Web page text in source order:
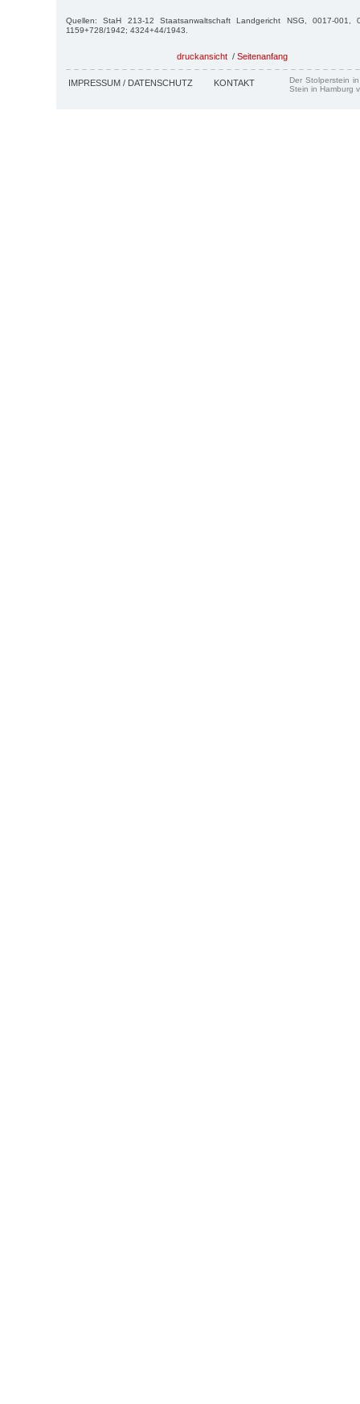
Quellen: StaH 213-12 Staatsanwaltschaft Landgericht NSG, 0017-001,
1159+728/1942; 4324+44/1943.
druckansicht / Seitenanfang
IMPRESSUM / DATENSCHUTZ KONTAKT
Der Stolperstein
Stein in Hamburg